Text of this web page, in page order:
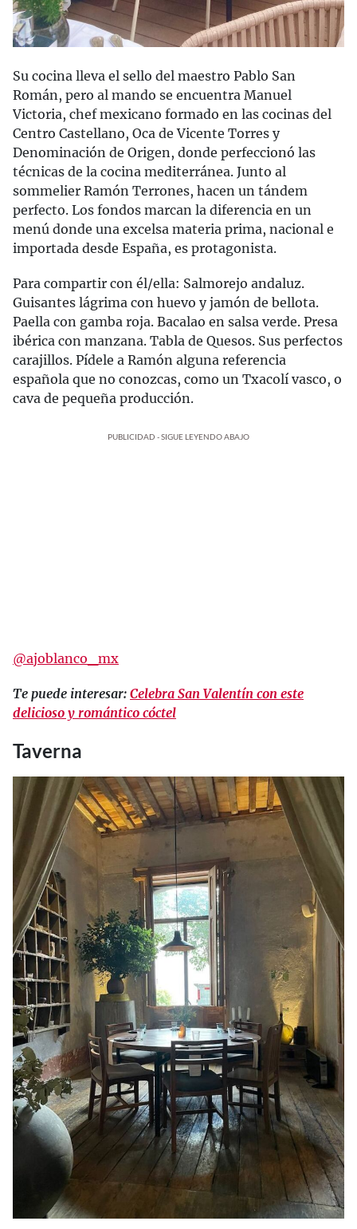
Su cocina lleva el sello del maestro Pablo San
Román, pero al mando se encuentra Manuel
Victoria, chef mexicano formado en las cocinas del
Centro Castellano, Oca de Vicente Torres y
Denominación de Origen, donde perfeccionó las
técnicas de la cocina mediterránea. Junto al
sommelier Ramón Terrones, hacen un tándem
perfecto. Los fondos marcan la diferencia en un
menú donde una excelsa materia prima, nacional e
importada desde España, es protagonista.
Para compartir con él/ella: Salmorejo andaluz.
Guisantes lágrima con huevo y jamón de bellota.
Paella con gamba roja. Bacalao en salsa verde. Presa
ibérica con manzana. Tabla de Quesos. Sus perfectos
carajillos. Pídele a Ramón alguna referencia
española que no conozcas, como un Txacolí vasco, o
cava de pequeña producción.
PUBLICIDAD - SIGUE LEYENDO ABAJO
@ajoblanco_mx
Te puede interesar: Celebra San Valentín con este
delicioso y romántico cóctel
Taverna